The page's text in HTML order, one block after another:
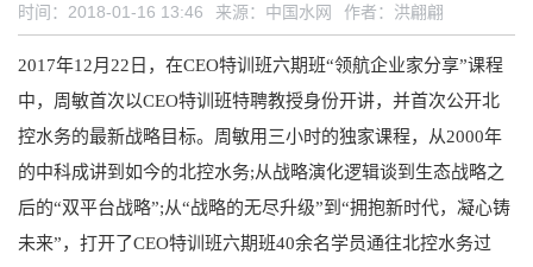
时间：2018-01-16 13:46 来源： 中国水网 作者：洪翩翩
2017年12月22日，在CEO特训班六期班“领航企业家分享”课程
中，周敏首次以CEO特训班特聘教授身份开讲，并首次公开北
控水务的最新战略目标。周敏用三小时的独家课程，从2000年
的中科成讲到如今的北控水务;从战略演化逻辑谈到生态战略之
后的“双平台战略”;从“战略的无尽升级”到“拥抱新时代，凝心铸
未来”，打开了CEO特训班六期班40余名学员通往北控水务过